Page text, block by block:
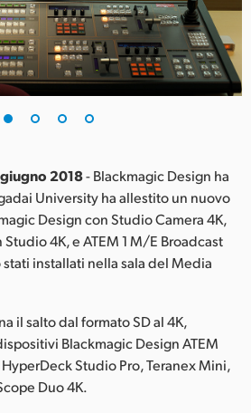
2018- Blackmagic Design ha
University ha allestito un nuovo
Design con Studio Camera 4K,
4K, e ATEM 1 M/E Broadcast
installati nella sala del Media
il salto dal formato SD al 4K,
Blackmagic Design ATEM
Studio Pro, Teranex Mini,
Duo 4K.